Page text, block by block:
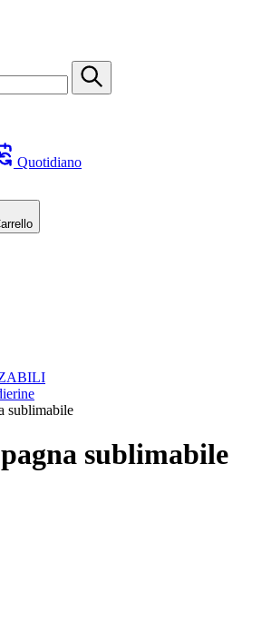
Quotidiano
sublimabile
sublimabile